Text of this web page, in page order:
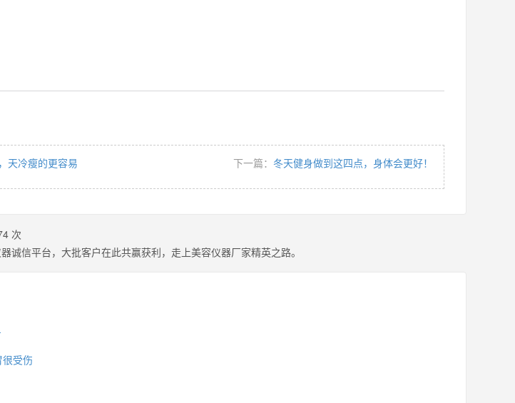
天冷瘦的更容易 下一篇： 冬天健身做到这四点，身体会更好！
次
诚信平台，大批客户在此共赢获利，走上美容仪器厂家精英之路。
受伤